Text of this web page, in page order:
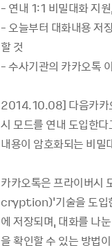
- 연내 1:1 비밀대화 지
- 오늘부터 대화내용 저
할 것
- 수사기관의 카카오톡
2014.10.08] 다음카카
시 모드를 연내 도입한
내용이 암호화되는 비밀
카카오톡은 프라이버
cryption)'기술을 도입
에 저장되며, 대화를 나
을 확인할 수 있는 방법